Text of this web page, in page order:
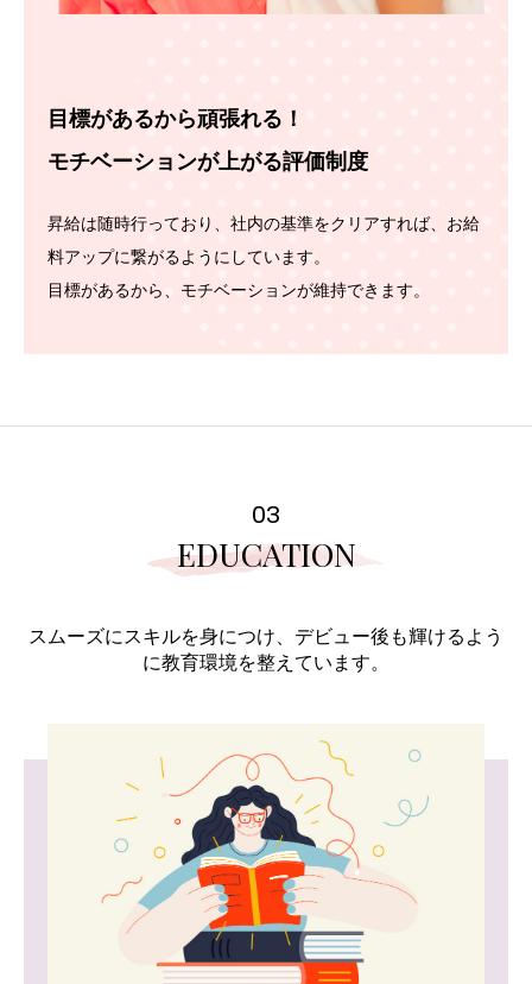
目標があるから頑張れる！
モチベーションが上がる評価制度
昇給は随時行っており、社内の基準をクリアすれば、 お給
料アップに繋がるようにしています。
目標があるから、モチベーションが維持できます。
03
EDUCATION
スムーズにスキルを身につけ、デビュー後も輝けるよう
に教育環境を整えています。